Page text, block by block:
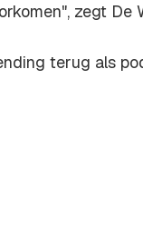
zegt De
terug als